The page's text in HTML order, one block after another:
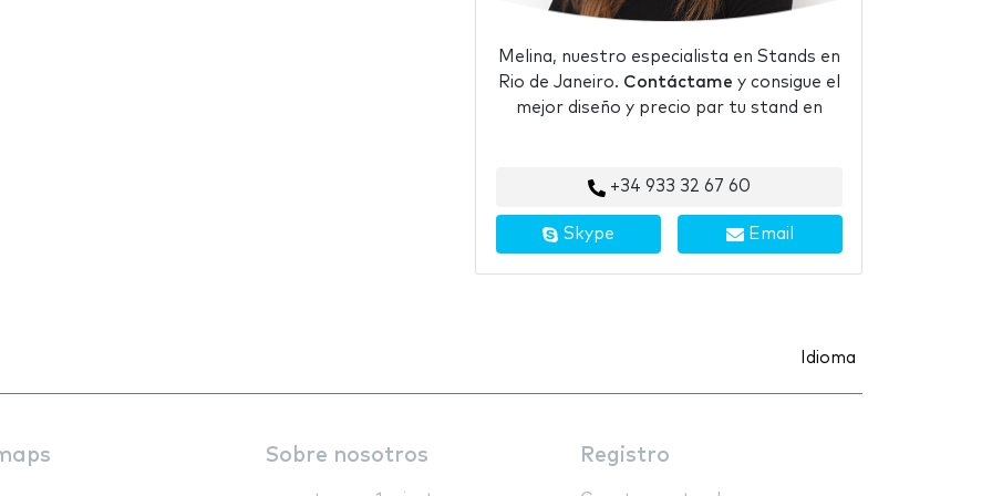
Melina, nuestro especialista en Stands en
Rio de Janeiro. Contáctame y consigue el
mejor diseño y precio par tu stand en
+34 933 32 67 60
Skype Email
Idioma
Sobre nosotros Registro